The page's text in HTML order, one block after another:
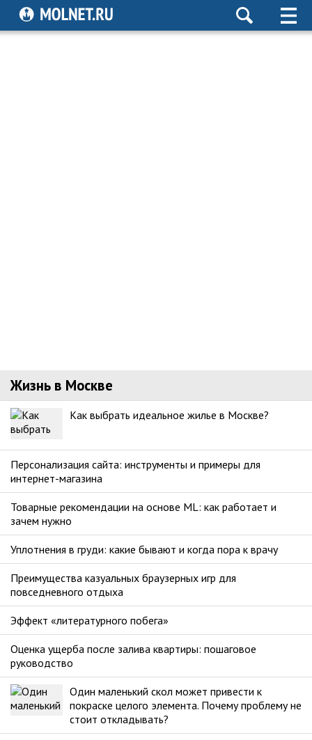
Жизнь в Москве
Как выбрать идеальное жилье в Москве?
Персонализация сайта: инструменты и примеры для
интернет-магазина
Товарные рекомендации на основе ML: как работает и
зачем нужно
Уплотнения в груди: какие бывают и когда пора к врачу
Преимущества казуальных браузерных игр для
повседневного отдыха
Эффект «литературного побега»
Оценка ущерба после залива квартиры: пошаговое
руководство
Один маленький скол может привести к
покраске целого элемента. Почему проблему не
стоит откладывать?